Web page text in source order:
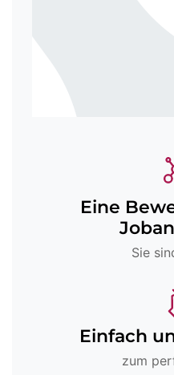
Eine
Sie
Einfach
zum